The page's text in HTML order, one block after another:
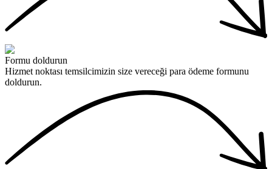
Formu doldurun
Hizmet noktası temsilcimizin size vereceği para ödeme formunu
doldurun.